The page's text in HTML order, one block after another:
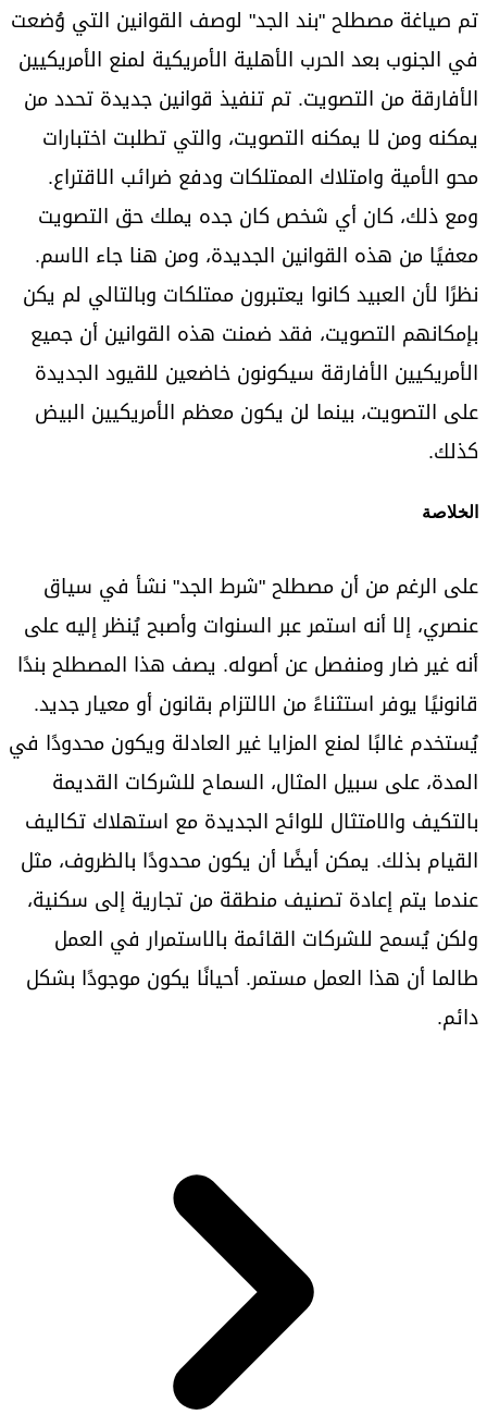
تم صياغة مصطلح "بند الجد" لوصف القوانين التي وُضعت
في الجنوب بعد الحرب الأهلية الأمريكية لمنع الأمريكيين
الأفارقة من التصويت. تم تنفيذ قوانين جديدة تحدد من
يمكنه ومن لا يمكنه التصويت، والتي تطلبت اختبارات
محو الأمية وامتلاك الممتلكات ودفع ضرائب الاقتراع.
ومع ذلك، كان أي شخص كان جده يملك حق التصويت
معفيًا من هذه القوانين الجديدة، ومن هنا جاء الاسم.
نظرًا لأن العبيد كانوا يعتبرون ممتلكات وبالتالي لم يكن
بإمكانهم التصويت، فقد ضمنت هذه القوانين أن جميع
الأمريكيين الأفارقة سيكونون خاضعين للقيود الجديدة
على التصويت، بينما لن يكون معظم الأمريكيين البيض
كذلك.
الخلاصة
على الرغم من أن مصطلح "شرط الجد" نشأ في سياق
عنصري، إلا أنه استمر عبر السنوات وأصبح يُنظر إليه على
أنه غير ضار ومنفصل عن أصوله. يصف هذا المصطلح بندًا
قانونيًا يوفر استثناءً من الالتزام بقانون أو معيار جديد.
يُستخدم غالبًا لمنع المزايا غير العادلة ويكون محدودًا في
المدة، على سبيل المثال، السماح للشركات القديمة
بالتكيف والامتثال للوائح الجديدة مع استهلاك تكاليف
القيام بذلك. يمكن أيضًا أن يكون محدودًا بالظروف، مثل
عندما يتم إعادة تصنيف منطقة من تجارية إلى سكنية،
ولكن يُسمح للشركات القائمة بالاستمرار في العمل
طالما أن هذا العمل مستمر. أحيانًا يكون موجودًا بشكل
دائم.